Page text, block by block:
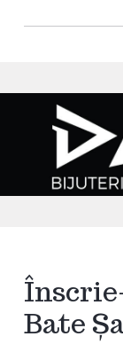
Bate